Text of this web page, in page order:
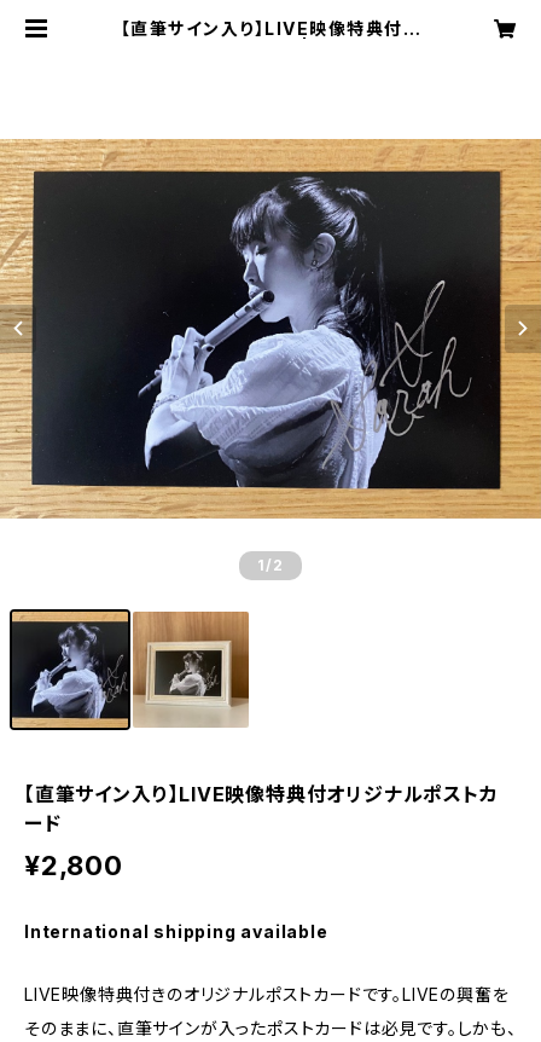
【直筆サイン入り】LIVE映像特典付オ
1 /2
【直筆サイン入り】LIVE映像特典付オリジナルポストカ
ード
¥2,800
International shipping available
LIVE映像特典付きのオリジナルポストカードです。LIVEの興奮を
そのままに、直筆サインが入ったポストカードは必見です。しかも、